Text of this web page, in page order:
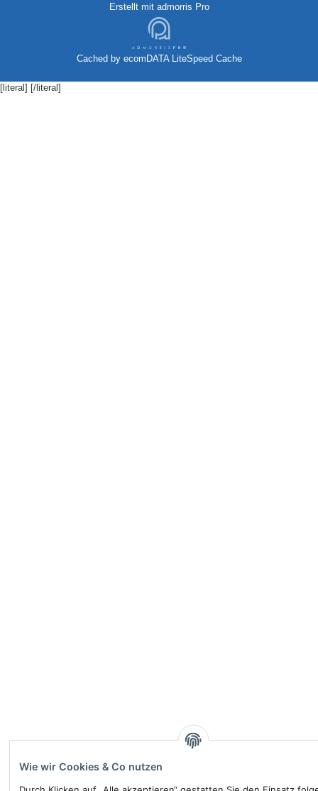
Wie wir Cookies & Co nutzen
Erstellt mit admorris Pro
Cached by ecomDATA LiteSpeed Cache
[literal] [/literal]